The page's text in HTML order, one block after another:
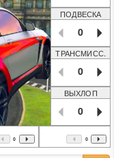
ПОДВЕСКА
0
ТРАНСМИСС.
0
ВЫХЛОП
0
0 0